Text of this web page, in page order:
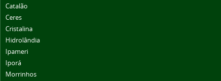
Catalão
Ceres
Cristalina
Hidrolândia
Ipameri
Iporá
Morrinhos